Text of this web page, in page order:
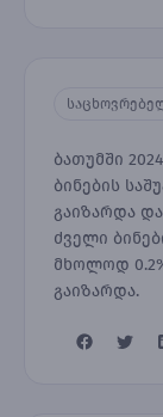
ბათუმში
ბინების
გაიზარდა
ძველი
მხოლოდ
გაიზარდა.